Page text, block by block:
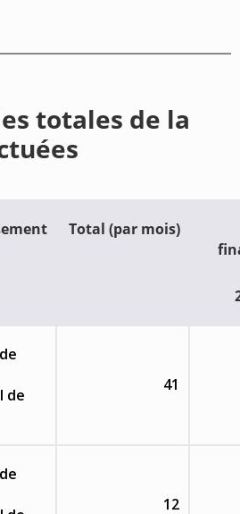
totales de la
Total (par mois)
de
41
12